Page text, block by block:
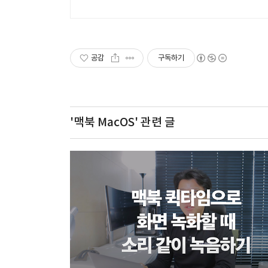
공감 구독하기
'맥북 MacOS' 관련 글